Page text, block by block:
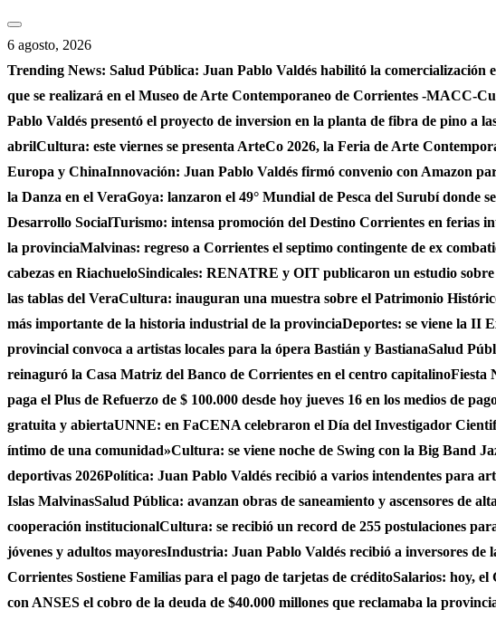
Saltar
al
contenido
6 agosto, 2026
Trending News: Salud Pública: Juan Pablo Valdés habilitó la comercialización
que se realizará en el Museo de Arte Contemporaneo de Corrientes -MACC-
Pablo Valdés presentó el proyecto de inversion en la planta de fibra de pino a
abrilCultura: este viernes se presenta ArteCo 2026, la Feria de Arte
Europa y ChinaInnovación: Juan Pablo Valdés firmó convenio con Amazon
la Danza en el VeraGoya: lanzaron el 49° Mundial de Pesca del Surubí donde
Desarrollo SocialTurismo: intensa promoción del Destino Corrientes en ferias
la provinciaMalvinas: regreso a Corrientes el septimo contingente de ex
cabezas en RiachueloSindicales: RENATRE y OIT publicaron un estudio
las tablas del VeraCultura: inauguran una muestra sobre el Patrimonio
más importante de la historia industrial de la provinciaDeportes: se viene la II
provincial convoca a artistas locales para la ópera Bastián y BastianaSalud
reinaguró la Casa Matriz del Banco de Corrientes en el centro capitalinoFiesta
paga el Plus de Refuerzo de $ 100.000 desde hoy jueves 16 en los medios de
gratuita y abiertaUNNE: en FaCENA celebraron el Día del Investigador
íntimo de una comunidad»Cultura: se viene noche de Swing con la Big Band
deportivas 2026Política: Juan Pablo Valdés recibió a varios intendentes para
Islas MalvinasSalud Pública: avanzan obras de saneamiento y ascensores de
cooperación institucionalCultura: se recibió un record de 255 postulaciones
jóvenes y adultos mayoresIndustria: Juan Pablo Valdés recibió a inversores
Corrientes Sostiene Familias para el pago de tarjetas de créditoSalarios: hoy, el
con ANSES el cobro de la deuda de $40.000 millones que reclamaba la